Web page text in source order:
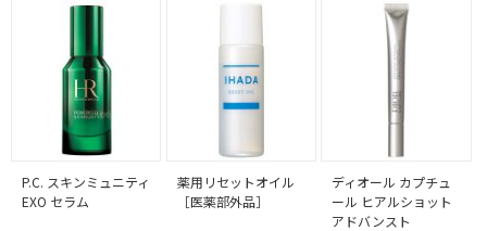
P.C. スキンミュニティ
EXO セラム
薬用リセットオイル
［医薬部外品］
ディオール カプチュ
ール ヒアルショット
アドバンスト